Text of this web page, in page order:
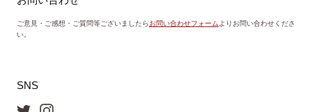
ご意見・ご感想・ご質問等ございましたらお問い合わせフォーム よりお問い合わせくださ
い。
SNS